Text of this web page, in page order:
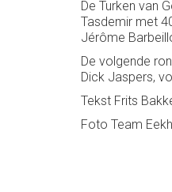
De Turken van
Tasdemir met
Jérôme
De volgende
Dick Jaspers,
Tekst Frits
Foto Team